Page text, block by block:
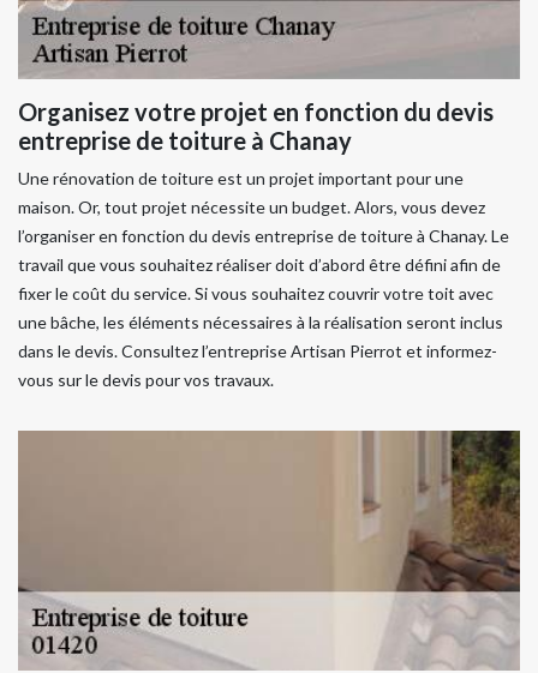
Organisez votre projet en fonction du devis
entreprise de toiture à Chanay
Une rénovation de toiture est un projet important pour une
maison. Or, tout projet nécessite un budget. Alors, vous devez
l’organiser en fonction du devis entreprise de toiture à Chanay. Le
travail que vous souhaitez réaliser doit d’abord être défini afin de
fixer le coût du service. Si vous souhaitez couvrir votre toit avec
une bâche, les éléments nécessaires à la réalisation seront inclus
dans le devis. Consultez l’entreprise Artisan Pierrot et informez-
vous sur le devis pour vos travaux.